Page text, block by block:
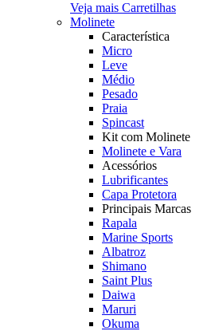
Veja mais Carretilhas
Molinete
Característica
Micro
Leve
Médio
Pesado
Praia
Spincast
Kit com Molinete
Molinete e Vara
Acessórios
Lubrificantes
Capa Protetora
Principais Marcas
Rapala
Marine Sports
Albatroz
Shimano
Saint Plus
Daiwa
Maruri
Okuma